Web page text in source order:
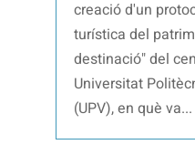
creació d'un
turística del
destinació" del
Universitat
(UPV), en què va...